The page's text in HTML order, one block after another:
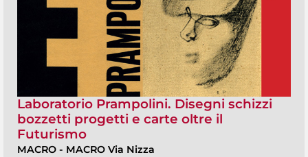
Laboratorio Prampolini. Disegni schizzi
bozzetti progetti e carte oltre il
Futurismo
MACRO - MACRO Via Nizza